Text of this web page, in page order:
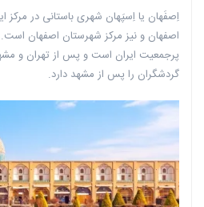
اِصفَهان یا اِسپَهان شهری باستانی در مرکز
اصفهان و نیز مرکز شهرستان اصفهان
پرجمعیت ایران است و پس از تهران و
گردشگران را پس از مشهد دارد.